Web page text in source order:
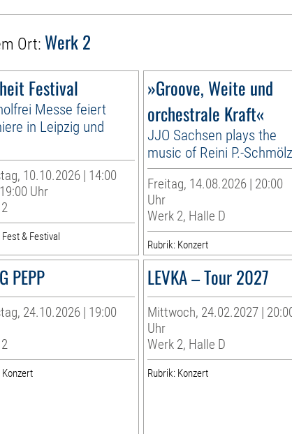
Ort: Werk 2
Festival
Messe feiert
in Leipzig und
10.10.2026 | 14:00
Uhr
& Festival
»Groove, Weite und
orchestrale Kraft«
JJO Sachsen plays the
music of Reini P.-
Freitag, 14.08.2026 | 20:00
Uhr
Werk 2, Halle D
Rubrik: Konzert
PEPP
24.10.2026 | 19:00
Konzert
LEVKA – Tour 2027
Mittwoch, 24.02.2027 |
Uhr
Werk 2, Halle D
Rubrik: Konzert